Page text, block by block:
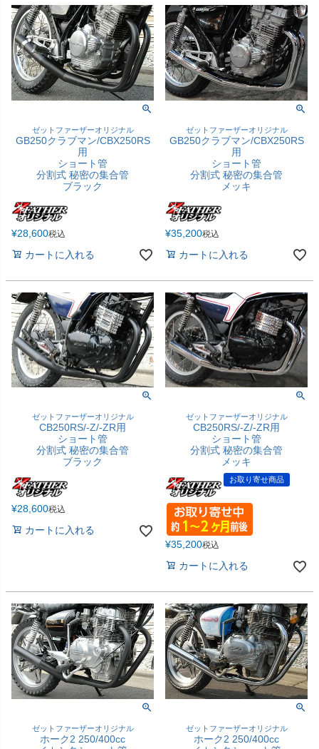
ゼットファーザーオリジナル
GB250クラブマン/CBX250RS
用
ショート管
分割式 秘密の集合管
ブラック
¥28,600税込
カートに入れる
ゼットファーザーオリジナル
GB250クラブマン/CBX250RS
用
ショート管
分割式 秘密の集合管
メッキ
¥35,200税込
カートに入れる
ゼットファーザーオリジナル
CB250RS/-Z/-ZR用
ショート管
分割式 秘密の集合管
ブラック
¥28,600税込
カートに入れる
ゼットファーザーオリジナル
CB250RS/-Z/-ZR用
ショート管
分割式 秘密の集合管
メッキ
お取り寄せ商品
¥35,200税込
カートに入れる
ゼットファーザーオリジナル
ホーク2 250/400cc
ゼットファーザーオリジナル
ホーク2 250/400cc